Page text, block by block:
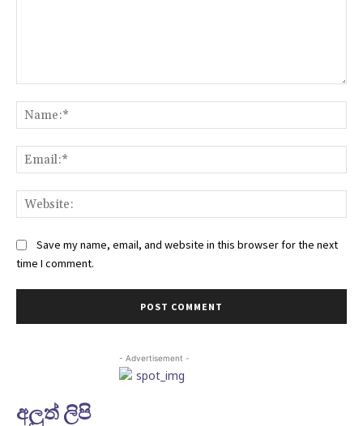
Save my name, email, and website in this browser for the next
time I comment.
- Advertisement -
අලුත් ලිපි